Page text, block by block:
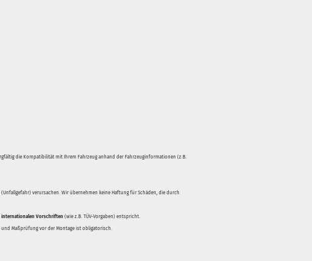
die Kompatibilität mit Ihrem Fahrzeug anhand der Fahrzeuginformationen (z.B.
(Unfallgefahr) verursachen. Wir übernehmen keine Haftung für Schäden, die durch
internationalen Vorschriften (wie z.B. TÜV-Vorgaben) entspricht.
und Maßprüfung vor der Montage ist obligatorisch.